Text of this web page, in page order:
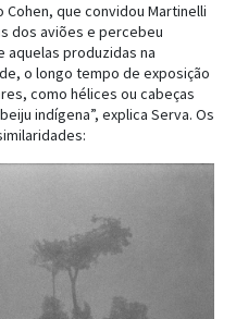
que convidou Martinelli
dos aviões e percebeu
aquelas produzidas na
o longo tempo de exposição
como hélices ou cabeças
indígena”, explica Serva. Os